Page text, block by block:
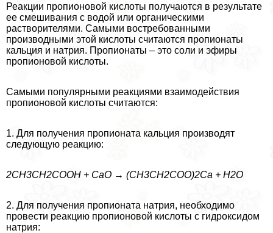
Реакции пропионовой кислоты получаются в результате
ее смешивания с водой или органическими
растворителями. Самыми востребованными
производными этой кислоты считаются пропионаты
кальция и натрия. Пропионаты – это соли и эфиры
пропионовой кислоты.
Самыми популярными реакциями взаимодействия
пропионовой кислоты считаются:
1. Для получения пропионата кальция производят
следующую реакцию:
2CH3CH2COOH + CaO → (CH3CH2COO)2Ca + H2O
2. Для получения пропионата натрия, необходимо
провести реакцию пропионовой кислоты с гидроксидом
натрия: